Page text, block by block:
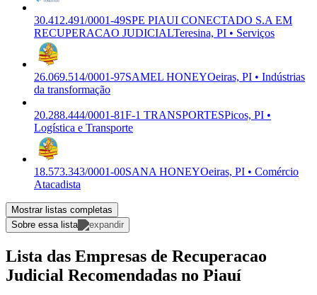
30.412.491/0001-49SPE PIAUI CONECTADO S.A EM
RECUPERACAO JUDICIALTeresina, PI • Serviços
26.069.514/0001-97SAMEL HONEYOeiras, PI • Indústrias
da transformação
20.288.444/0001-81F-1 TRANSPORTESPicos, PI •
Logística e Transporte
18.573.343/0001-00SANA HONEYOeiras, PI • Comércio
Atacadista
Mostrar listas completas
Sobre essa lista
Lista das Empresas de Recuperacao
Judicial Recomendadas no Piauí